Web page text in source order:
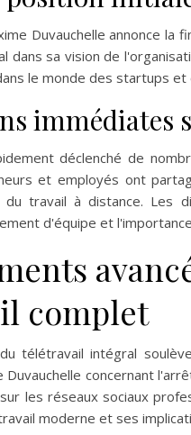
Duvauchelle annonce la
dans sa vision de
le monde des startups
immédiates
déclenché de
et employés ont
du travail à distance. Les
d'équipe et
complet
télétravail intégral
Duvauchelle concernant
les réseaux sociaux
moderne et ses